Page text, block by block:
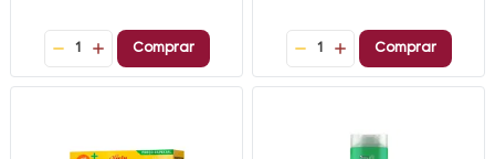
1 Comprar 1 Comprar